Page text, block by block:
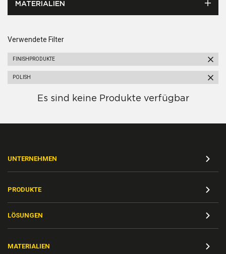
MATERIALIEN
Verwendete Filter
FINISHPRODUKTE
POLISH
Es sind keine Produkte verfügbar
UNTERNEHMEN
PRODUKTE
LÖSUNGEN
MATERIALIEN